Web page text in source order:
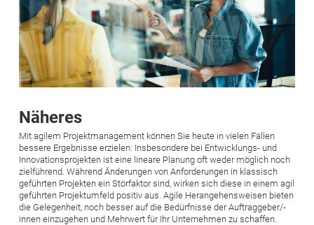
Näheres
Mit agilem Projektmanagement können Sie heute in vielen Fällen
bessere Ergebnisse erzielen: Insbesondere bei Entwicklungs- und
Innovationsprojekten ist eine lineare Planung oft weder möglich noch
zielführend. Während Änderungen von Anforderungen in klassisch
geführten Projekten ein Störfaktor sind, wirken sich diese in einem agil
geführten Projektumfeld positiv aus. Agile Herangehensweisen bieten
die Gelegenheit, noch besser auf die Bedürfnisse der Auftraggeber/-
innen einzugehen und Mehrwert für Ihr Unternehmen zu schaffen.